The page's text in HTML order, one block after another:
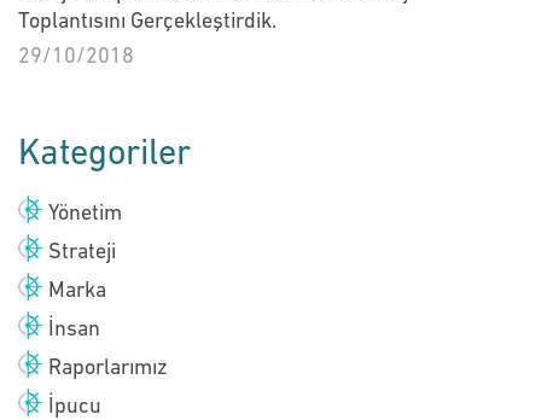
Toplantısını Gerçekleştirdik.
29/10/2018
Kategoriler
Yönetim
Strateji
Marka
İnsan
Raporlarımız
İpucu